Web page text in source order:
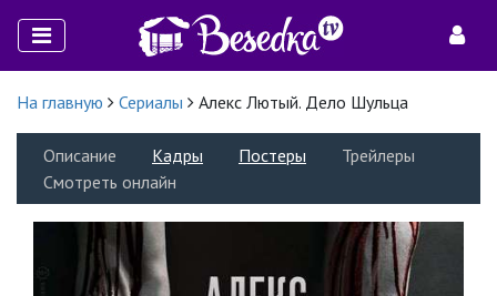
На главную Сериалы Алекс Лютый. Дело Шульца
Описание Кадры Постеры
Трейлеры
Смотреть онлайн